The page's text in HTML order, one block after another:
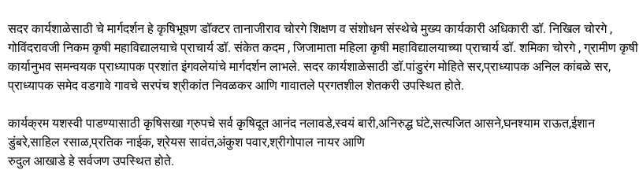
सदर कार्यशाळेसाठी चे मार्गदर्शन हे कृषिभूषण डॉक्टर तानाजीराव चोरगे शिक्षण व संशोधन संस्थेचे मुख्य कार्यकारी अधिकारी डॉ. निखिल चोरगे ,
गोविंदरावजी निकम कृषी महाविद्यालयाचे प्राचार्य डॉ. संकेत कदम , जिजामाता महिला कृषी महाविद्यालयाच्या प्राचार्य डॉ. शमिका चोरगे , ग्रामीण कृषी
कार्यानुभव समन्वयक प्राध्यापक प्रशांत इंगवलेयांचे मार्गदर्शन लाभले. सदर कार्यशाळेसाठी डॉ.पांडुरंग मोहिते सर,प्राध्यापक अनिल कांबळे सर,
प्राध्यापक समेद वडगावे गावचे सरपंच श्रीकांत निवळकर आणि गावातले प्रगतशील शेतकरी उपस्थित होते.
कार्यक्रम यशस्वी पाडण्यासाठी कृषिसखा ग्रुपचे सर्व कृषिदूत आनंद नलावडे,स्वयं बारी,अनिरुद्ध घंटे,सत्यजित आसने,घनश्याम राऊत,ईशान
डुंबरे,साहिल रसाळ,प्रतिक नाईक, श्रेयस सावंत,अंकुश पवार,श्रीगोपाल नायर आणि
रुदुल आखाडे हे सर्वजण उपस्थित होते.